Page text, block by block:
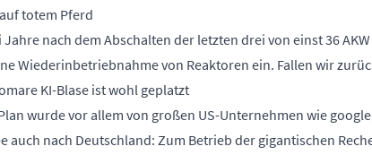
totem Pferd
Jahre nach dem Abschalten der letzten drei von einst 36
Wiederinbetriebnahme von Reaktoren ein. Fallen wir
KI-Blase ist wohl geplatzt
wurde vor allem von großen US-Unternehmen wie
auch nach Deutschland: Zum Betrieb der gigantischen